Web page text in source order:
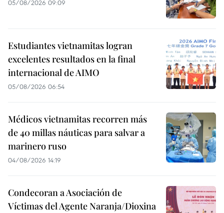
05/08/2026 09:09
Estudiantes vietnamitas logran
excelentes resultados en la final
internacional de AIMO
05/08/2026 06:54
Médicos vietnamitas recorren más
de 40 millas náuticas para salvar a
marinero ruso
04/08/2026 14:19
Condecoran a Asociación de
Víctimas del Agente Naranja/Dioxina